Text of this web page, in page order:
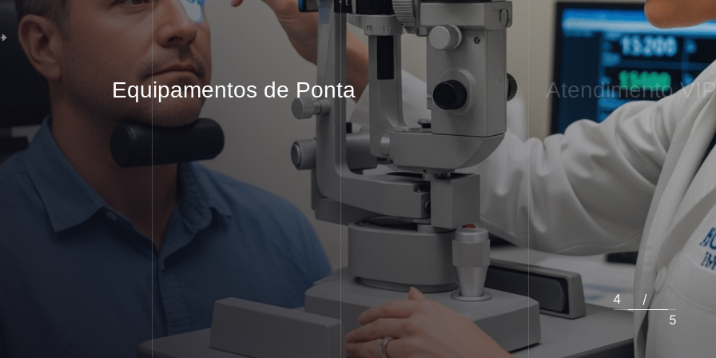
4
/
5
Equipamentos de Ponta AtendimentoVIP